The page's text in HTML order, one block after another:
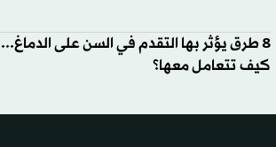
8 طرق يؤثر بها التقدم في السن على الدماغ...
كيف تتعامل معها؟